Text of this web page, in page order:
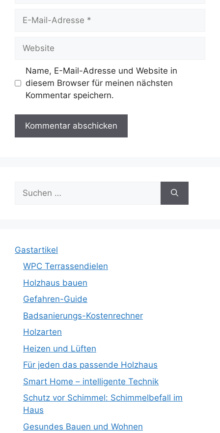
Website
Name, E-Mail-Adresse und Website in
diesem Browser für meinen nächsten
Kommentar speichern.
nach:
Gastartikel
WPC Terrassendielen
Holzhaus bauen
Gefahren-Guide
Badsanierungs-Kostenrechner
Holzarten
Heizen und Lüften
Für jeden das passende Holzhaus
Smart Home – intelligente Technik
Schutz vor Schimmel: Schimmelbefall im
Haus
Gesundes Bauen und Wohnen